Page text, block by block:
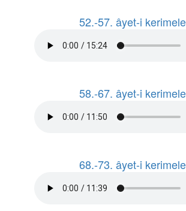
52.-57. âyet-i
58.-67. âyet-i
68.-73. âyet-i